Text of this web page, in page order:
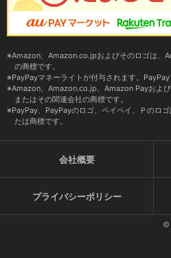
Amazon、Amazon.co.jpおよびそのロゴは、
の商標です。
PayPayマネーライトが付与されます。
Amazon、Amazon.co.jp、Amazon Payおよ
またはその関連会社の商標です。
PayPay、PayPayのロゴ、ペイペイ、Ｐのロ
たは商標です。
会社概要
プライバシーポリシー
©